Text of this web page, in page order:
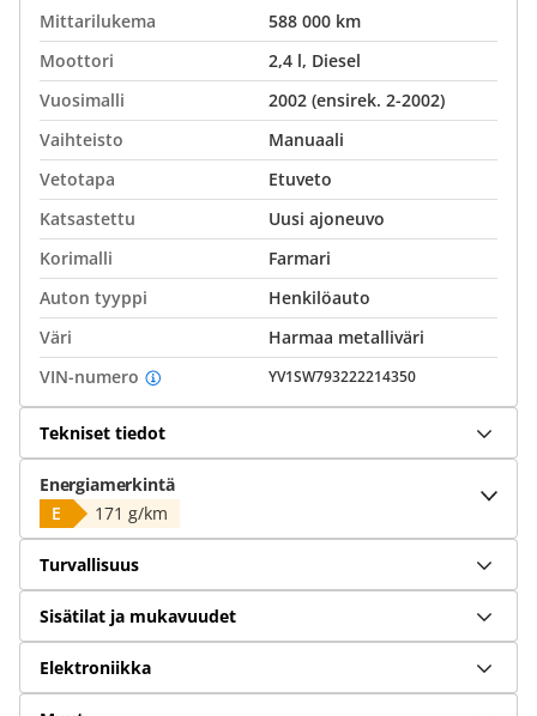
Mittarilukema
588 000 km
Moottori
2,4 l, Diesel
Vuosimalli
2002 (ensirek. 2-2002)
Vaihteisto
Manuaali
Vetotapa
Etuveto
Katsastettu
Uusi ajoneuvo
Korimalli
Farmari
Auton tyyppi
Henkilöauto
Väri
Harmaa metalliväri
VIN-numero
YV1SW793222214350
Tekniset tiedot
Energiamerkintä
E
171 g/km
Turvallisuus
Sisätilat ja mukavuudet
Elektroniikka